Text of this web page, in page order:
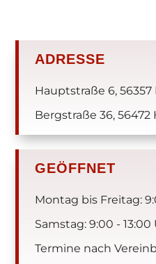
ADRESSE
Hauptstraße 6, 56357
Bergstraße 36, 56472
GEÖFFNET
Montag bis Freitag:
Samstag: 9:00 - 13:00
Termine nach